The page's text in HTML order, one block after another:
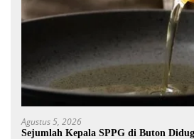
Agustus 5, 2026
Sejumlah Kepala SPPG di Buton